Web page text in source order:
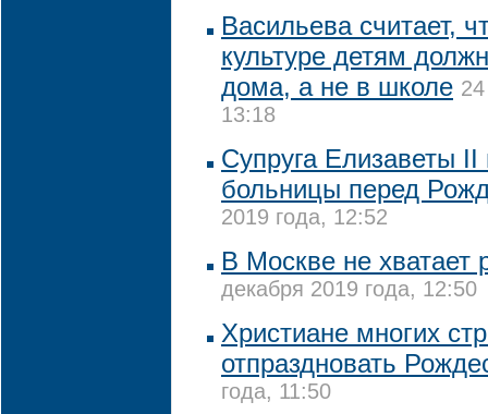
Васильева считает,
культуре детям
дома, а не в школе
13:18
Супруга Елизаветы
больницы перед
2019 года, 12:52
В Москве не
декабря 2019 года, 12:50
Христиане многих
отпраздновать
года, 11:50